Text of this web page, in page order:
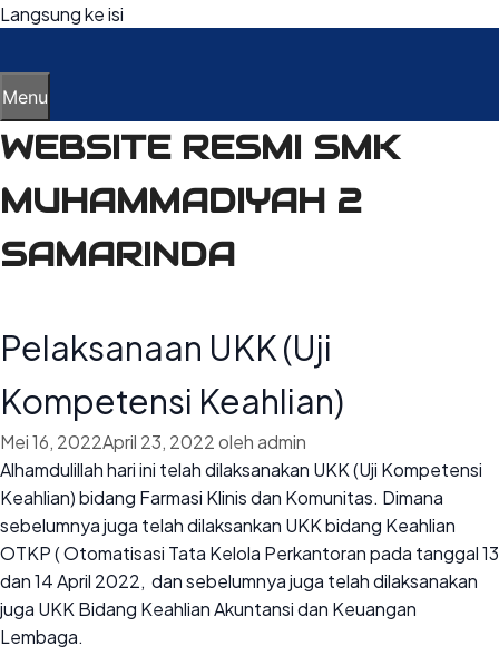
Langsung ke isi
Menu
WEBSITE RESMI SMK
MUHAMMADIYAH 2
SAMARINDA
Pelaksanaan UKK (Uji
Kompetensi Keahlian)
Mei 16, 2022April 23, 2022olehadmin
Alhamdulillah hari ini telah dilaksanakan UKK (Uji Kompetensi
Keahlian) bidang Farmasi Klinis dan Komunitas. Dimana
sebelumnya juga telah dilaksankan UKK bidang Keahlian
OTKP ( Otomatisasi Tata Kelola Perkantoran pada tanggal 13
dan 14 April 2022, dan sebelumnya juga telah dilaksanakan
juga UKK Bidang Keahlian Akuntansi dan Keuangan
Lembaga.